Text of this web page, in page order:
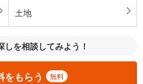
土地
を相談してみよう！
をもらう 無料